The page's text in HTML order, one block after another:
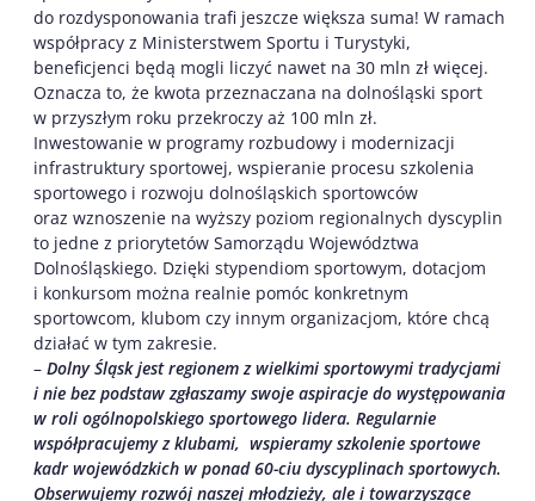
do rozdysponowania trafi jeszcze większa suma! W ramach
współpracy z Ministerstwem Sportu i Turystyki,
beneficjenci będą mogli liczyć nawet na 30 mln zł więcej.
Oznacza to, że kwota przeznaczana na dolnośląski sport
w przyszłym roku przekroczy aż 100 mln zł.
Inwestowanie w programy rozbudowy i modernizacji
infrastruktury sportowej, wspieranie procesu szkolenia
sportowego i rozwoju dolnośląskich sportowców
oraz wznoszenie na wyższy poziom regionalnych dyscyplin
to jedne z priorytetów Samorządu Województwa
Dolnośląskiego. Dzięki stypendiom sportowym, dotacjom
i konkursom można realnie pomóc konkretnym
sportowcom, klubom czy innym organizacjom, które chcą
działać w tym zakresie.
– Dolny Śląsk jest regionem z wielkimi sportowymi tradycjami
i nie bez podstaw zgłaszamy swoje aspiracje do występowania
w roli ogólnopolskiego sportowego lidera. Regularnie
współpracujemy z klubami, wspieramy szkolenie sportowe
kadr wojewódzkich w ponad 60-ciu dyscyplinach sportowych.
Obserwujemy rozwój naszej młodzieży, ale i towarzyszące